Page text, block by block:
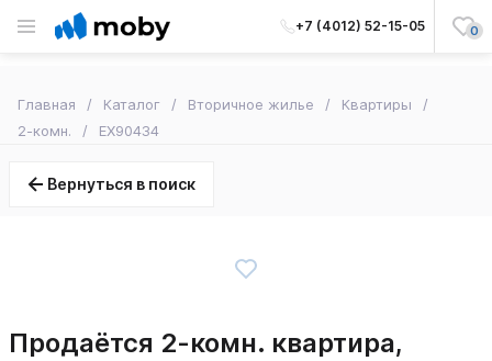
+7 (4012) 52-15-05 0
Главная Каталог Вторичное жилье
Квартиры
2-комн.
EX90434
Вернуться в поиск
Продаётся 2-комн. квартира,